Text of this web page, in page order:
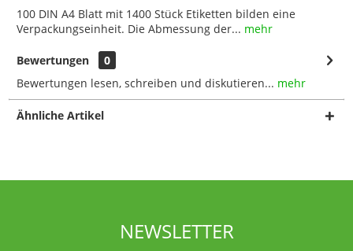
100 DIN A4 Blatt mit 1400 Stück Etiketten bilden eine
Verpackungseinheit. Die Abmessung der... mehr
Bewertungen
0
Bewertungen lesen, schreiben und diskutieren... mehr
Ähnliche Artikel
NEWSLETTER